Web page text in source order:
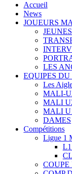
Accueil
News
JOUEURS
LES
EQUIPES
Les
MALI-
MALI
MALI
DAMES
Compétitions
Ligue 1